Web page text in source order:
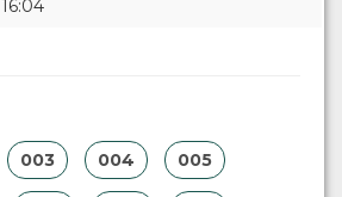
16:04
003 004 005